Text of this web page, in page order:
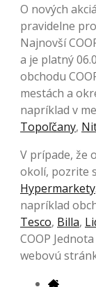
O nových
pravidelne
Najnovší
a je platný
obchodu
mestách a
napríklad v
Topoľčany,
V prípade, že
okolí, pozrite
Hypermarkety
napríklad
Tesco, Billa,
COOP
webovú